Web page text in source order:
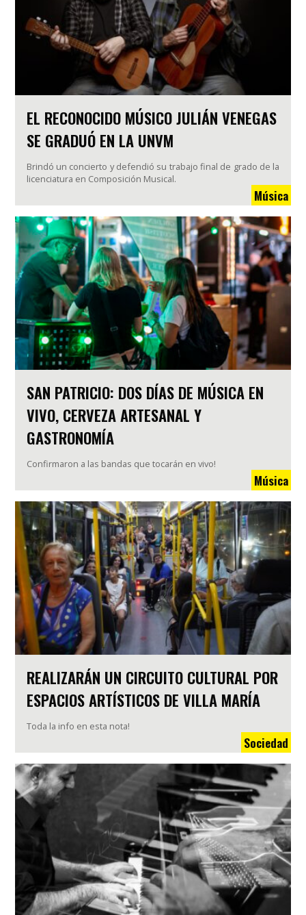
EL RECONOCIDO MÚSICO JULIÁN VENEGAS
SE GRADUÓ EN LA UNVM
Brindó un concierto y defendió su trabajo final de grado de la
licenciatura en Composición Musical.
Música
SAN PATRICIO: DOS DÍAS DE MÚSICA EN
VIVO, CERVEZA ARTESANAL Y
GASTRONOMÍA
Confirmaron a las bandas que tocarán en vivo!
Música
REALIZARÁN UN CIRCUITO CULTURAL POR
ESPACIOS ARTÍSTICOS DE VILLA MARÍA
Toda la info en esta nota!
Sociedad